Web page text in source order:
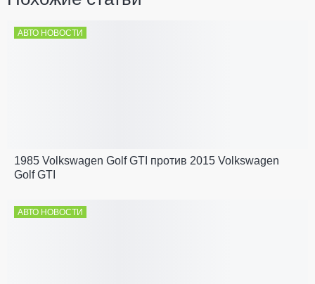
АВТО НОВОСТИ
1985 Volkswagen Golf GTI против 2015 Volkswagen
Golf GTI
АВТО НОВОСТИ